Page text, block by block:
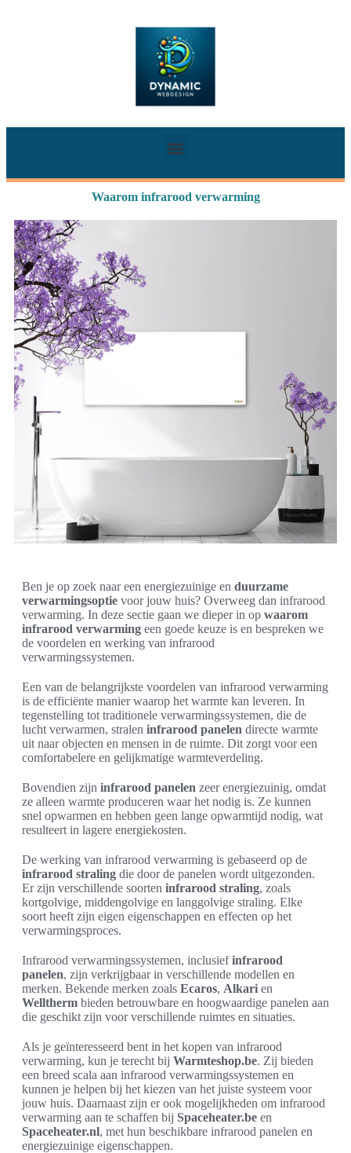
Waarom infrarood verwarming
Ben je op zoek naar een energiezuinige en duurzame
verwarmingsoptie voor jouw huis? Overweeg dan infrarood
verwarming. In deze sectie gaan we dieper in op waarom
infrarood verwarming een goede keuze is en bespreken we
de voordelen en werking van infrarood
verwarmingssystemen.
Een van de belangrijkste voordelen van infrarood verwarming
is de efficiënte manier waarop het warmte kan leveren. In
tegenstelling tot traditionele verwarmingssystemen, die de
lucht verwarmen, stralen infrarood panelen directe warmte
uit naar objecten en mensen in de ruimte. Dit zorgt voor een
comfortabelere en gelijkmatige warmteverdeling.
Bovendien zijn infrarood panelen zeer energiezuinig, omdat
ze alleen warmte produceren waar het nodig is. Ze kunnen
snel opwarmen en hebben geen lange opwarmtijd nodig, wat
resulteert in lagere energiekosten.
De werking van infrarood verwarming is gebaseerd op de
infrarood straling die door de panelen wordt uitgezonden.
Er zijn verschillende soorten infrarood straling, zoals
kortgolvige, middengolvige en langgolvige straling. Elke
soort heeft zijn eigen eigenschappen en effecten op het
verwarmingsproces.
Infrarood verwarmingssystemen, inclusiefinfrarood
panelen, zijn verkrijgbaar in verschillende modellen en
merken. Bekende merken zoals Ecaros, Alkari en
Welltherm bieden betrouwbare en hoogwaardige panelen aan
die geschikt zijn voor verschillende ruimtes en situaties.
Als je geïnteresseerd bent in het kopen van infrarood
verwarming, kun je terecht bij Warmteshop.be. Zij bieden
een breed scala aan infrarood verwarmingssystemen en
kunnen je helpen bij het kiezen van het juiste systeem voor
jouw huis. Daarnaast zijn er ook mogelijkheden om infrarood
verwarming aan te schaffen bij Spaceheater.be en
Spaceheater.nl, met hun beschikbare infrarood panelen en
energiezuinige eigenschappen.